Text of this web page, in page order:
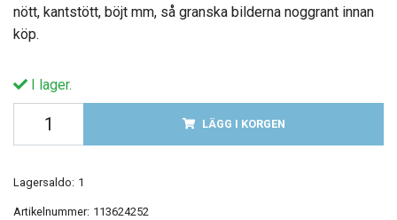
nött, kantstött, böjt mm, så granska bilderna noggrant innan
köp.
I lager.
LÄGG I KORGEN
Lagersaldo: 1
Artikelnummer: 113624252